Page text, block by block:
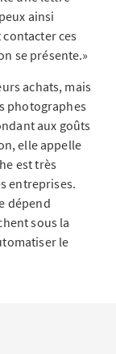
ainsi
ces
se présente.»
achats, mais
photographes
aux goûts
elle appelle
est très
entreprises.
dépend
sous la
le